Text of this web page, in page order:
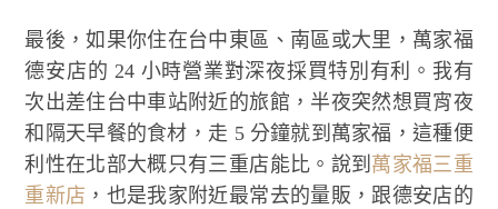
最後，如果你住在台中東區、南區或大里，萬家福
德安店的 24 小時營業對深夜採買特別有利。我有
次出差住台中車站附近的旅館，半夜突然想買宵夜
和隔天早餐的食材，走 5 分鐘就到萬家福，這種便
利性在北部大概只有三重店能比。說到 萬家福三重
重新店 ，也是我家附近最常去的量販，跟德安店的